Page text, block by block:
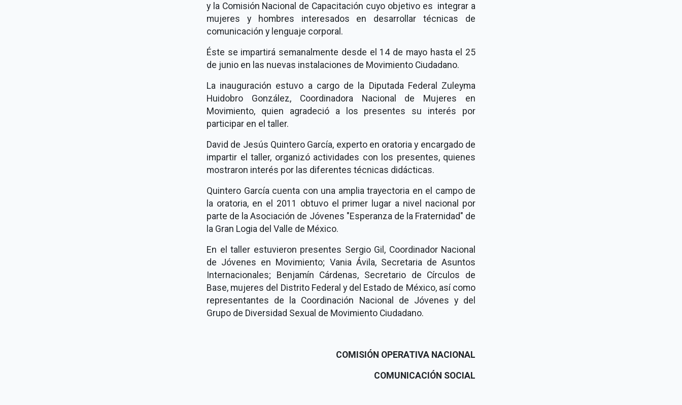
y la Comisión Nacional de Capacitación cuyo objetivo es integrar a
mujeres y hombres interesados en desarrollar técnicas de
comunicación y lenguaje corporal.
Éste se impartirá semanalmente desde el 14 de mayo hasta el 25
de junio en las nuevas instalaciones de Movimiento Ciudadano.
La inauguración estuvo a cargo de la Diputada Federal Zuleyma
Huidobro González, Coordinadora Nacional de Mujeres en
Movimiento, quien agradeció a los presentes su interés por
participar en el taller.
David de Jesús Quintero García, experto en oratoria y encargado de
impartir el taller, organizó actividades con los presentes, quienes
mostraron interés por las diferentes técnicas didácticas.
Quintero García cuenta con una amplia trayectoria en el campo de
la oratoria, en el 2011 obtuvo el primer lugar a nivel nacional por
parte de la Asociación de Jóvenes "Esperanza de la Fraternidad" de
la Gran Logia del Valle de México.
En el taller estuvieron presentes Sergio Gil, Coordinador Nacional
de Jóvenes en Movimiento; Vania Ávila, Secretaria de Asuntos
Internacionales; Benjamín Cárdenas, Secretario de Círculos de
Base, mujeres del Distrito Federal y del Estado de México, así como
representantes de la Coordinación Nacional de Jóvenes y del
Grupo de Diversidad Sexual de Movimiento Ciudadano.
COMISIÓN OPERATIVA NACIONAL
COMUNICACIÓN SOCIAL